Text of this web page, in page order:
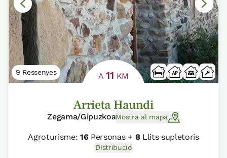
9 Ressenyes A11 KM
Arrieta Haundi
Zegama/GipuzkoaMostra al mapa
Agroturisme:16Personas + 8Llits supletoris
Distribució